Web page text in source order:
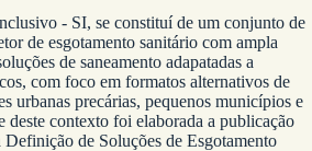
- SI, se constituí de um conjunto de
de esgotamento sanitário com ampla
de saneamento adapatadas a
com foco em formatos alternativos de
urbanas precárias, pequenos municípios e
deste contexto foi elaborada a publicação
de Soluções de Esgotamento